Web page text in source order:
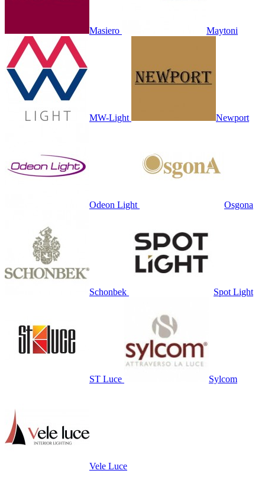
Masiero Maytoni
MW-Light Newport
Odeon Light Osgona
Schonbek Spot Light
ST Luce Sylcom
Vele Luce